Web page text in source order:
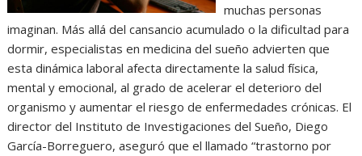
muchas personas
imaginan. Más allá del cansancio acumulado o la dificultad para
dormir, especialistas en medicina del sueño advierten que
esta dinámica laboral afecta directamente la salud física,
mental y emocional, al grado de acelerar el deterioro del
organismo y aumentar el riesgo de enfermedades crónicas. El
director del Instituto de Investigaciones del Sueño, Diego
García-Borreguero, aseguró que el llamado “trastorno por